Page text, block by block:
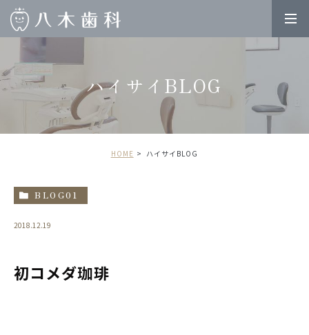
ハイサイBLOG
HOME ハイサイBLOG
BLOG01
2018.12.19
初コメダ珈琲